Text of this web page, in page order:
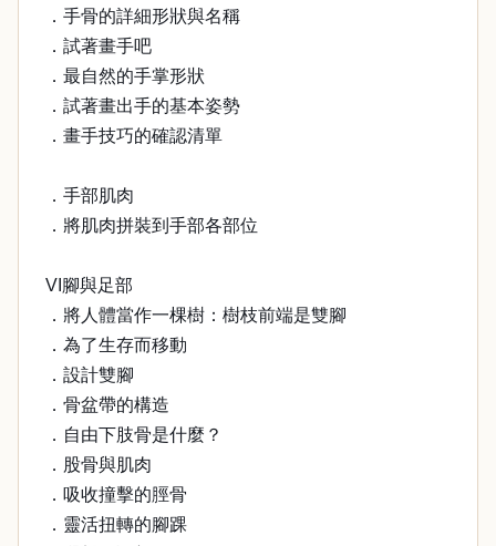
．手骨的詳細形狀與名稱
．試著畫手吧
．最自然的手掌形狀
．試著畫出手的基本姿勢
．畫手技巧的確認清單
．手部肌肉
．將肌肉拼裝到手部各部位
VI腳與足部
．將人體當作一棵樹：樹枝前端是雙腳
．為了生存而移動
．設計雙腳
．骨盆帶的構造
．自由下肢骨是什麼？
．股骨與肌肉
．吸收撞擊的脛骨
．靈活扭轉的腳踝